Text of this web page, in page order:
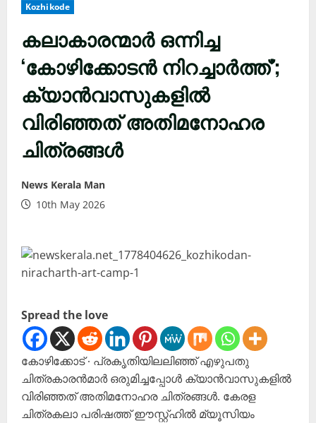
Kozhikode
കലാകാരന്മാർ ഒന്നിച്ച
‘കോഴിക്കോടൻ നിറച്ചാർത്ത്’;
ക്യാൻവാസുകളിൽ
വിരിഞ്ഞത് അതിമനോഹര
ചിത്രങ്ങൾ
News Kerala Man
10th May 2026
Spread the love
കോഴിക്കോട് ∙ പ്രകൃതിയിലലിഞ്ഞ് എഴുപതു
ചിത്രകാരൻമാർ ഒരുമിച്ചപ്പോൾ ക്യാൻവാസുകളിൽ
വിരിഞ്ഞത് അതിമനോഹര ചിത്രങ്ങൾ. കേരള
ചിത്രകലാ പരിഷത്ത് ഈസ്റ്റ്ഹിൽ മ്യൂസിയം